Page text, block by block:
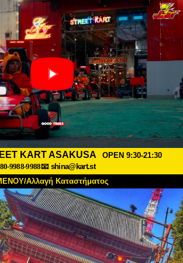
KART ASAKUSA
OPEN 9:30-21:30
9988-9988📧 shina@kart.st
Αλλαγή Καταστήματος
ΚΥΡΙΩΣ
Προδιαγραφές Τιμές
Αναφορές Συχνές Ερωτήσεις